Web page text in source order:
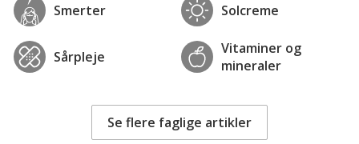
Smerter Solcreme
Sårpleje
Vitaminer og
mineraler
Se flere faglige artikler